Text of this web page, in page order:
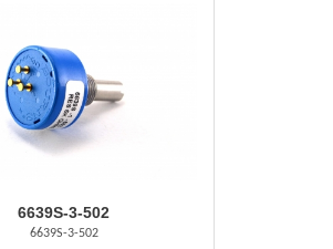
6639S-3-502
6639S-3-502